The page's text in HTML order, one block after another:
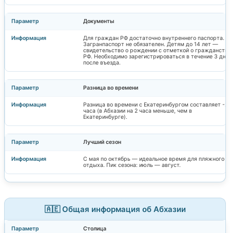
Документы
Для граждан РФ достаточно внутреннего паспорта.
Загранпаспорт не обязателен. Детям до 14 лет —
свидетельство о рождении с отметкой о
РФ. Необходимо зарегистрироваться в течение 3
после въезда.
Разница во времени
Разница во времени с Екатеринбургом составляет -2
часа (в Абхазии на 2 часа меньше, чем в
Екатеринбурге).
Лучший сезон
С мая по октябрь — идеальное время для пляжного
отдыха. Пик сезона: июль — август.
🇦🇪 Общая информация об Абхазии
Столица